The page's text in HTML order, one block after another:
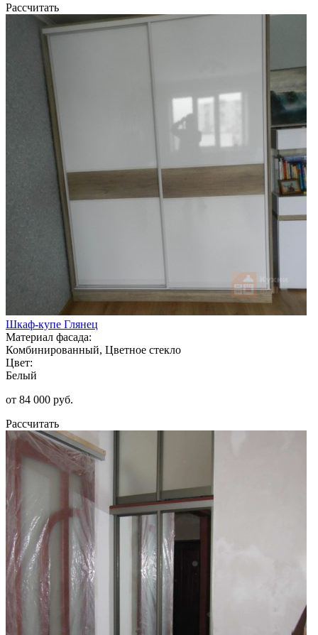
Рассчитать
Шкаф-купе Глянец
Материал фасада:
Комбинированный, Цветное стекло
Цвет:
Белый
от 84 000 руб.
Рассчитать